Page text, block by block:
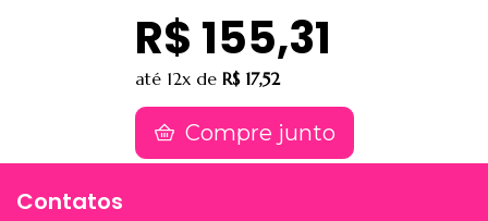
R$ 155,31
até 12x de R$ 17,52
Compre junto
Contatos